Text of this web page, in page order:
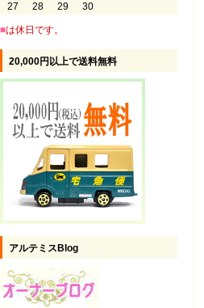
27
28 29 30
■は休日です。
20,000円以上で送料無料
アルテミスBlog